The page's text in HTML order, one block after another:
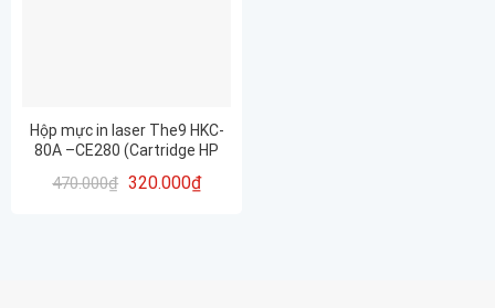
Hộp mực in laser The9 HKC-
80A –CE280 (Cartridge HP
470.000₫ 320.000₫